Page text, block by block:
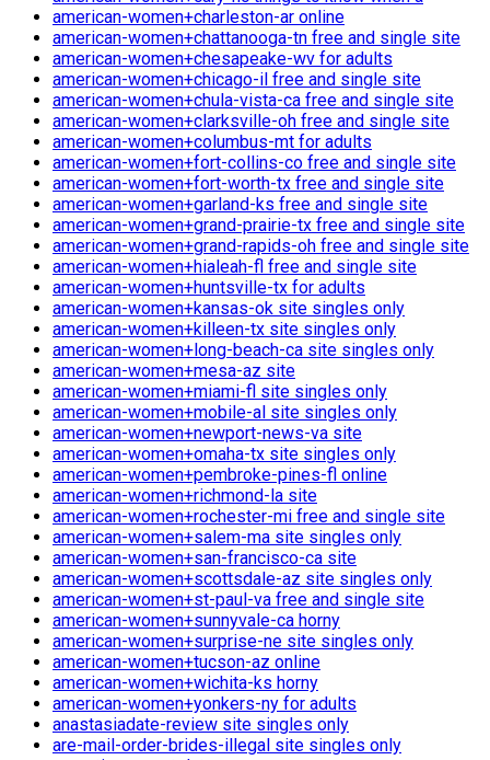
american-women+charleston-ar online
american-women+chattanooga-tn free and single site
american-women+chesapeake-wv for adults
american-women+chicago-il free and single site
american-women+chula-vista-ca free and single site
american-women+clarksville-oh free and single site
american-women+columbus-mt for adults
american-women+fort-collins-co free and single site
american-women+fort-worth-tx free and single site
american-women+garland-ks free and single site
american-women+grand-prairie-tx free and single site
american-women+grand-rapids-oh free and single site
american-women+hialeah-fl free and single site
american-women+huntsville-tx for adults
american-women+kansas-ok site singles only
american-women+killeen-tx site singles only
american-women+long-beach-ca site singles only
american-women+mesa-az site
american-women+miami-fl site singles only
american-women+mobile-al site singles only
american-women+newport-news-va site
american-women+omaha-tx site singles only
american-women+pembroke-pines-fl online
american-women+richmond-la site
american-women+rochester-mi free and single site
american-women+salem-ma site singles only
american-women+san-francisco-ca site
american-women+scottsdale-az site singles only
american-women+st-paul-va free and single site
american-women+sunnyvale-ca horny
american-women+surprise-ne site singles only
american-women+tucson-az online
american-women+wichita-ks horny
american-women+yonkers-ny for adults
anastasiadate-review site singles only
are-mail-order-brides-illegal site singles only